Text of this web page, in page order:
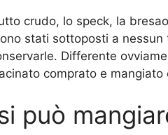
crudo, lo speck, la
stati sottoposti a
Differente
comprato e mangiato
può